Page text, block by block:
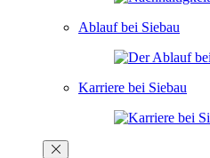
Ablauf bei Siebau
Karriere bei Siebau